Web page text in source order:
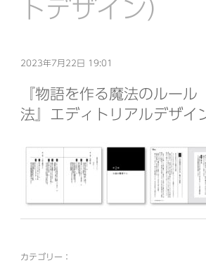
トデザイン）
2023年7月22日 19:01
『物語を作る魔法のルー
法』エディトリアルデザイ
カテゴリー：